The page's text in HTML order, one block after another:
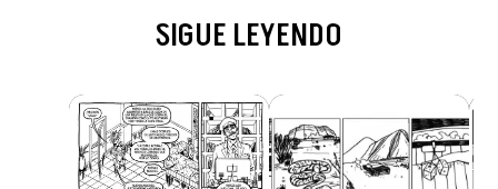
SIGUE LEYENDO